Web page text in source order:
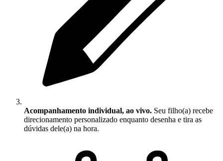
Acompanhamento individual, ao vivo. Seu filho(a) recebe
direcionamento personalizado enquanto desenha e tira as
dúvidas dele(a) na hora.